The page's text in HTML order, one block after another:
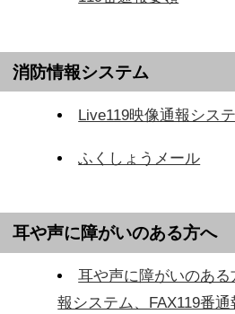
消防情報システム
Live119映像通報シス
ふくしょうメール
耳や声に障がいのある方へ
耳や声に障がいのある
報システム、FAX119番